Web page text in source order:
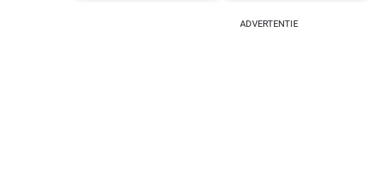
ADVERTENTIE